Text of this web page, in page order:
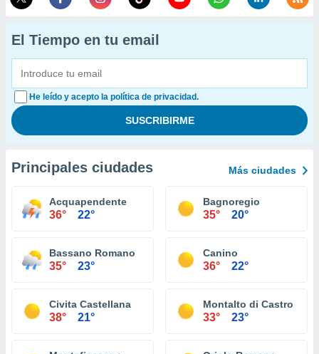
El Tiempo en tu email
He leído y acepto la política de privacidad.
Principales ciudades Más ciudades
Acquapendente
36° 22°
Bagnoregio
35° 20°
Bassano Romano
35° 23°
Canino
36° 22°
Civita Castellana
38° 21°
Montalto di Castro
33° 23°